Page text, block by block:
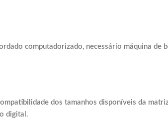
computadorizado, necessário máquina de
dos tamanhos disponíveis da
digital.